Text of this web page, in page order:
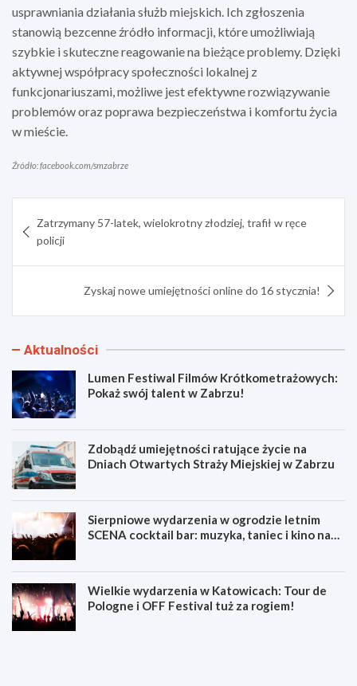
usprawniania działania służb miejskich. Ich zgłoszenia
stanowią bezcenne źródło informacji, które umożliwiają
szybkie i skuteczne reagowanie na bieżące problemy. Dzięki
aktywnej współpracy społeczności lokalnej z
funkcjonariuszami, możliwe jest efektywne rozwiązywanie
problemów oraz poprawa bezpieczeństwa i komfortu życia
w mieście.
Źródło: facebook.com/smzabrze
wpisu
Zatrzymany 57-latek, wielokrotny złodziej, trafił w ręce
policji
Zyskaj nowe umiejętności online do 16 stycznia!
Aktualności
Lumen Festiwal Filmów Krótkometrażowych:
Pokaż swój talent w Zabrzu!
Zdobądź umiejętności ratujące życie na
Dniach Otwartych Straży Miejskiej w Zabrzu
Sierpniowe wydarzenia w ogrodzie letnim
SCENA cocktail bar: muzyka, taniec i kino na
Wielkie wydarzenia w Katowicach: Tour de
Pologne i OFF Festival tuż za rogiem!
L
Z